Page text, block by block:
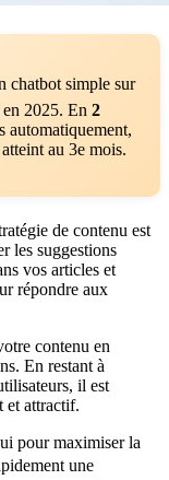
chatbot simple sur
2025. En 2
automatiquement,
au 3e mois.
de contenu est
les suggestions
vos articles et
répondre aux
contenu en
En restant à
il est
et attractif.
pour maximiser la
une